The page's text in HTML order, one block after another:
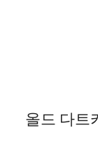
올드 다트